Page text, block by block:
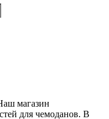
магазин
для чемоданов. В